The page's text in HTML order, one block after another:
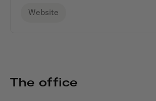
Website
The office